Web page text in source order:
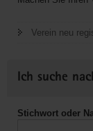
Verein neu
Ich suche
Stichwort oder